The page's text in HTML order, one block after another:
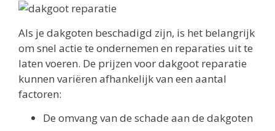
Als je dakgoten beschadigd zijn, is het belangrijk
om snel actie te ondernemen en reparaties uit te
laten voeren. De prijzen voor dakgoot reparatie
kunnen variëren afhankelijk van een aantal
factoren:
De omvang van de schade aan de dakgoten